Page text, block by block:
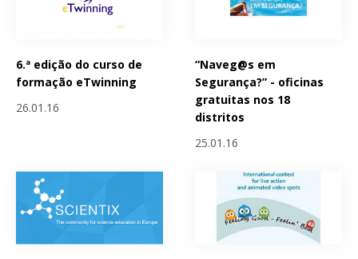
6.ª edição do curso de
formação eTwinning
26.01.16
“Naveg@s em
Segurança?” - oficinas
gratuitas nos 18
distritos
25.01.16